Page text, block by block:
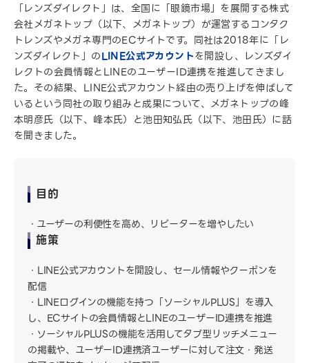
「レンズダイレクト」は、全国に「眼鏡市場」を展開する株式
会社メガネトップ（以下、メガネトップ）が運営するコンタク
トレンズやメガネ専門のECサイトです。同社は2018年に「レ
ンズダイレクト」のLINE公式アカウントを開設し、レンズダイ
レクトの会員情報とLINEのユーザーID連携を推進してきまし
た。その結果、LINE公式アカウント経由の売り上げを伸ばして
いるという同社の取り組みと成果について、メガネトップの峰
本明彦氏（以下、峰本氏）と池田知弘氏（以下、池田氏）に話
を聞きました。
目的
ユーザーの利便性を高め、リピーターを増やしたい
施策
LINE公式アカウントを開設し、セール情報やクーポンを
配信
LINEログインの機能を持つ「ソーシャルPLUS」を導入
し、ECサイトの会員情報とLINEのユーザーID連携を推進
ソーシャルPLUSの機能を活用してタブ型リッチメニュー
の掲載や、ユーザーID連携済ユーザーに対して注文・発送